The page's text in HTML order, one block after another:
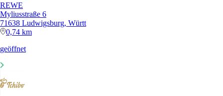
REWE
Myliusstraße 6
71638 Ludwigsburg, Württ
0,74 km
geöffnet